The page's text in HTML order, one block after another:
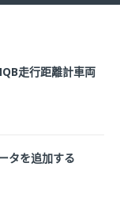
走行距離計車両
タを追加する